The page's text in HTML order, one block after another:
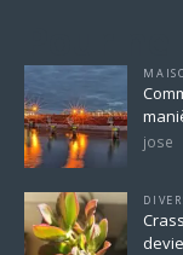
jose